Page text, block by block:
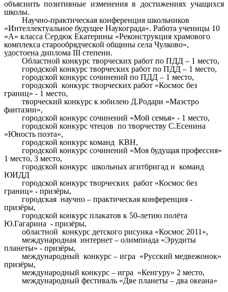
объяснить позитивные изменения в достижениях учащихся
школы.
Научно-практическая конференция школьников
«Интеллектуальное будущее Наукограда». Работа ученицы 10
«А» класса Сердюк Екатерины «Реконструкция храмового
комплекса старообрядческой общины села Чулково»,
удостоена диплома III степени.
Областной конкурс творческих работ по ПДД – 1 место,
городской конкурс творческих работ по ПДД – 1 место,
городской конкурс сочинений по ПДД – 1 место,
городской конкурс творческих работ «Космос без
границ» - 1 место,
творческий конкурс к юбилею Д.Родари «Маэстро
фантазии»,
городской конкурс сочинений «Мой семья» - 1 место,
городской конкурс чтецов по творчеству С.Есенина
«Юность поэта»,
городской конкурс команд КВН,
городской конкурс сочинений «Моя будущая профессия»
1 место, 3 место,
городской конкурс школьных агитбригад и команд
ЮИДД
городской конкурс творческих работ «Космос без
границ» - призёры,
городская научно – практическая конференция -
призёры,
городской конкурс плакатов к 50-летию полёта
Ю.Гагарина - призёры,
областной конкурс детского рисунка «Космос 2011»,
международная интернет – олимпиада «Эрудиты
планеты» - призёры,
международный конкурс – игра «Русский медвежонок»
призёры,
международный конкурс – игра «Кенгуру» 2 место,
международный фестиваль «Две планеты – два океана»